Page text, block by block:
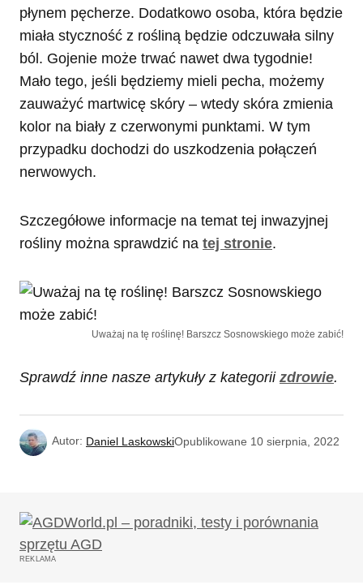
płynem pęcherze. Dodatkowo osoba, która będzie
miała styczność z rośliną będzie odczuwała silny
ból. Gojenie może trwać nawet dwa tygodnie!
Mało tego, jeśli będziemy mieli pecha, możemy
zauważyć martwicę skóry – wtedy skóra zmienia
kolor na biały z czerwonymi punktami. W tym
przypadku dochodzi do uszkodzenia połączeń
nerwowych.
Szczegółowe informacje na temat tej inwazyjnej
rośliny można sprawdzić na tej stronie.
Uważaj na tę roślinę! Barszcz Sosnowskiego może zabić!
Sprawdź inne nasze artykuły z kategorii zdrowie.
Autor: Daniel LaskowskiOpublikowane 10 sierpnia, 2022
REKLAMA